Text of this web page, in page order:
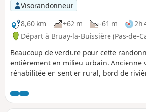
Visorandonneur
8,60 km
+62 m -61 m 2h
Départ à Bruay-la-Buissière (Pas-de-
Beaucoup de verdure pour cette
entièrement en milieu urbain. Ancienne
réhabilitée en sentier rural, bord de